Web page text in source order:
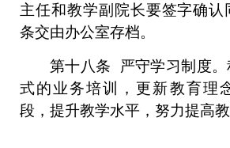
主任和教学副院长要签字确认
条交由办公室存档。
第十八条
严守学习制度
式的业务培训，更新教育理
段，提升教学水平，努力提高